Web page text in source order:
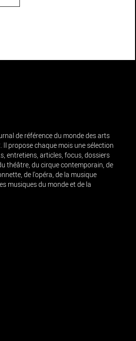
de référence du monde des arts
Il propose chaque mois une sélection
entretiens, articles, focus, dossiers
théâtre, du cirque contemporain, de
de l’opéra, de la musique
musiques du monde et de la